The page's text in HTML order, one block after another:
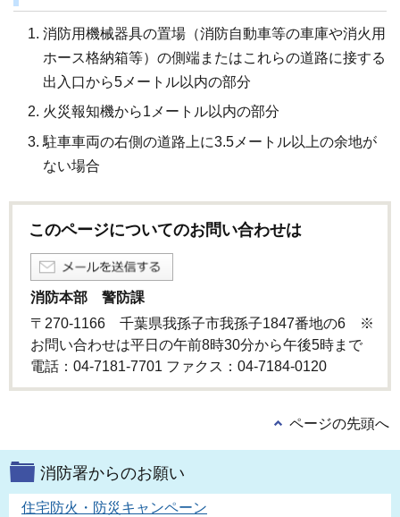
消防用機械器具の置場（消防自動車等の車庫や消火用
ホース格納箱等）の側端またはこれらの道路に接する
出入口から5メートル以内の部分
火災報知機から1メートル以内の部分
駐車車両の右側の道路上に3.5メートル以上の余地が
ない場合
このページについてのお問い合わせは
消防本部 警防課
〒270-1166 千葉県我孫子市我孫子1847番地の6 ※
お問い合わせは平日の午前8時30分から午後5時まで
電話：04-7181-7701 ファクス：04-7184-0120
ページの先頭へ
消防署からのお願い
住宅防火・防災キャンペーン